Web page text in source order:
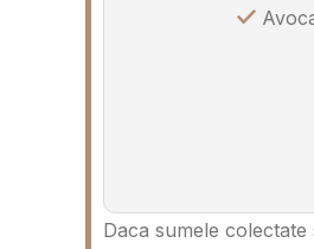
Daca sumele